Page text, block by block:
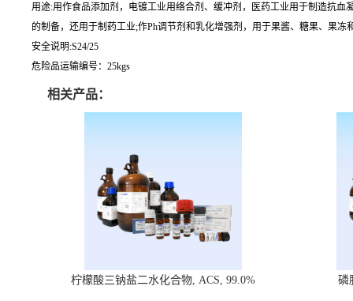
用途:用作食品添加剂，电镀工业用络合剂、缓冲剂，医药工业用于制造抗
的制备，还用于制药工业;作Ph调节剂和乳化增强剂，用于果酱、糖果、果冻
安全说明:S24/25
危险品运输编号：25kgs
相关产品：
柠檬酸三钠盐二水化合物, ACS, 99.0% 磷